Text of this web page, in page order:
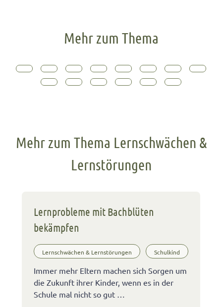
Mehr zum Thema
Mehr zum Thema Lernschwächen &
Lernstörungen
Lernprobleme mit Bachblüten
bekämpfen
Lernschwächen & Lernstörungen Schulkind
Immer mehr Eltern machen sich Sorgen um
die Zukunft ihrer Kinder, wenn es in der
Schule mal nicht so gut …